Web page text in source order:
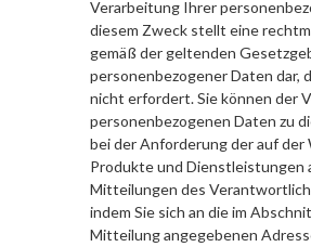
Verarbeitung Ihrer
diesem Zweck stellt eine
gemäß der geltenden
personenbezogener Daten dar,
nicht erfordert. Sie können der
personenbezogenen Daten zu
bei der Anforderung der auf
Produkte und Dienstleistungen
Mitteilungen des
indem Sie sich an die im
Mitteilung angegebenen